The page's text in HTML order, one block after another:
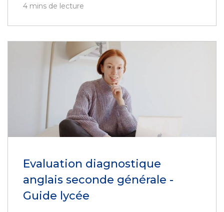
4 mins de lecture
Evaluation diagnostique
anglais seconde générale -
Guide lycée